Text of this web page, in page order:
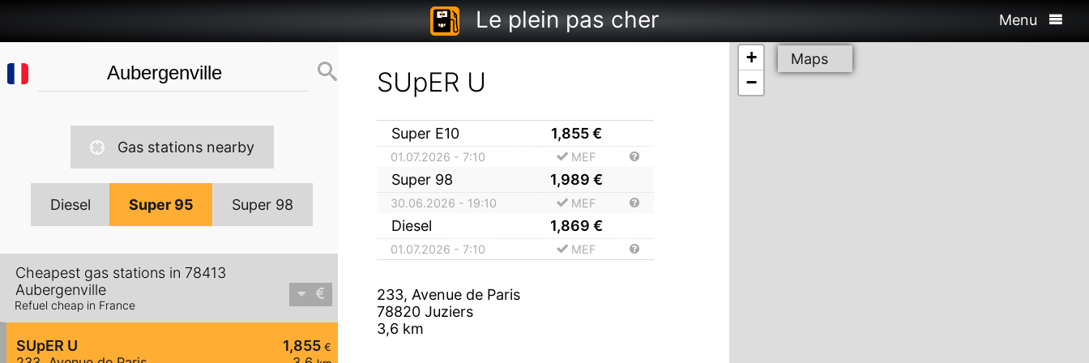
Le plein pas cher Menu
Gas stations nearby
Diesel Super 95 Super 98
Cheapest gas stations in 78413
Aubergenville
Refuel cheap in France
1,855 €
SUpER U
SUpER U
Super E10 1,855€
01.07.2026 - 7:10 MEF
Super 98 1,989 €
30.06.2026 - 19:10 MEF
Diesel 1,869 €
01.07.2026 - 7:10 MEF
233, Avenue de Paris
78820 Juziers
3,6 km
+
−
Maps